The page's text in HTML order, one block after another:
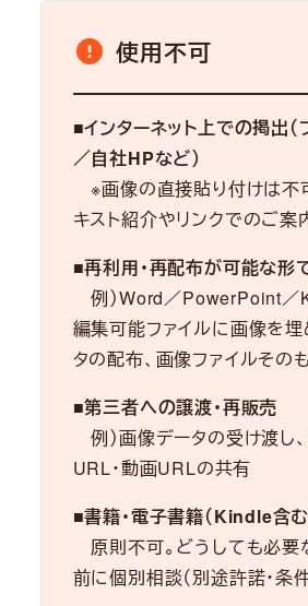
使用不可
■インターネット上での掲出
／自社HPなど）
※画像の直接貼り付けは不
キスト紹介やリンクでのご案
■再利用・再配布が可能な形
例）Word／PowerPoint／
編集可能ファイルに画像を
タの配布、画像ファイルその
■第三者への譲渡・再販売
例）画像データの受け渡し
URL・動画URLの共有
■書籍・電子書籍（Kindle含
原則不可。どうしても必要
前に個別相談（別途許諾・条